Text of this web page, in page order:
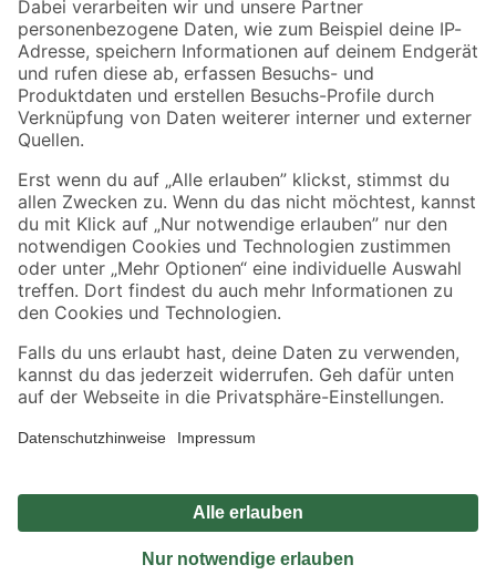
Zahlungsarten Versandarten
Sicher einkaufen
Jetzt die toom-App herunterladen
Alle Preisangaben in EUR inkl. gesetzl. MwSt.. Die dargestellten Angebote sind unter
Umständen nicht in allen Märkten verfügbar. Die angegebenen Verfügbarkeiten beziehen
Produkte nur solange der Vorrat reicht.
*Paketversand ab 59 € versandkostenfrei, gilt nicht für Artikel mit Speditionsversand, hier
Privatsphäre Impressum
Nutzungsbedingungen
Widerrufsrecht
Vertrag widerrufen